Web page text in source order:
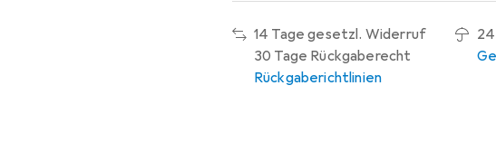
14 Tage gesetzl. Widerruf
30 Tage Rückgaberecht
Rückgaberichtlinien